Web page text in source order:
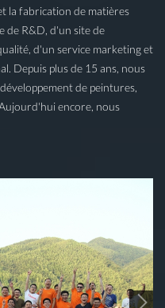
la fabrication de matières
de R&D, d'un site de
d'un service marketing et
Depuis plus de 15 ans, nous
de peintures,
encore, nous
des produits de haute
peintures, revêtements et
Devenir une entreprise